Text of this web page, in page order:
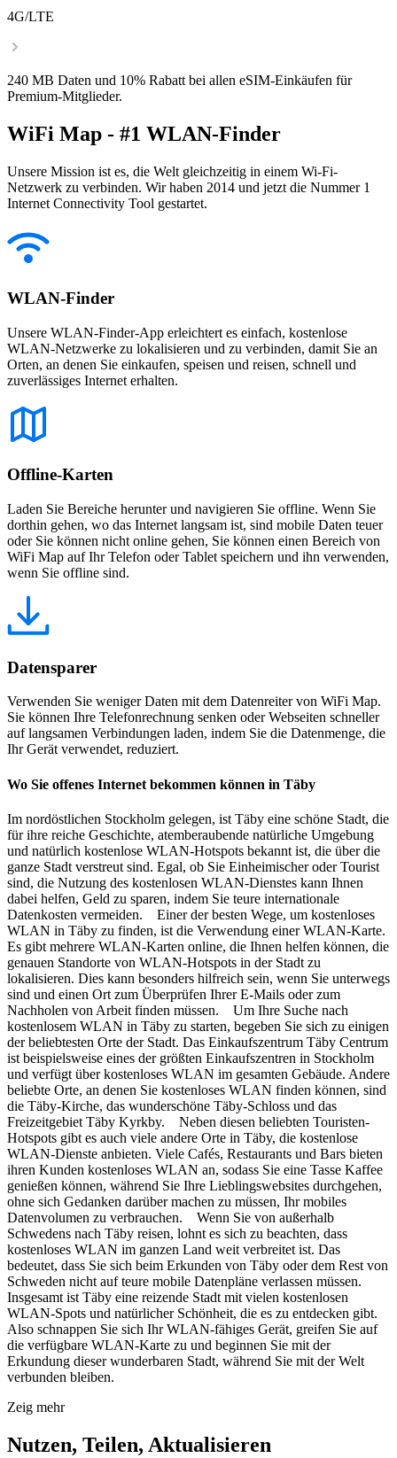
4G/LTE
240 MB Daten und 10% Rabatt bei allen eSIM-Einkäufen für
Premium-Mitglieder.
WiFi Map - #1 WLAN-Finder
Unsere Mission ist es, die Welt gleichzeitig in einem Wi-Fi-
Netzwerk zu verbinden. Wir haben 2014 und jetzt die Nummer 1
Internet Connectivity Tool gestartet.
WLAN-Finder
Unsere WLAN-Finder-App erleichtert es einfach, kostenlose
WLAN-Netzwerke zu lokalisieren und zu verbinden, damit Sie an
Orten, an denen Sie einkaufen, speisen und reisen, schnell und
zuverlässiges Internet erhalten.
Offline-Karten
Laden Sie Bereiche herunter und navigieren Sie offline. Wenn Sie
dorthin gehen, wo das Internet langsam ist, sind mobile Daten teuer
oder Sie können nicht online gehen, Sie können einen Bereich von
WiFi Map auf Ihr Telefon oder Tablet speichern und ihn verwenden,
wenn Sie offline sind.
Datensparer
Verwenden Sie weniger Daten mit dem Datenreiter von WiFi Map.
Sie können Ihre Telefonrechnung senken oder Webseiten schneller
auf langsamen Verbindungen laden, indem Sie die Datenmenge, die
Ihr Gerät verwendet, reduziert.
Wo Sie offenes Internet bekommen können in Täby
Im nordöstlichen Stockholm gelegen, ist Täby eine schöne Stadt, die
für ihre reiche Geschichte, atemberaubende natürliche Umgebung
und natürlich kostenlose WLAN-Hotspots bekannt ist, die über die
ganze Stadt verstreut sind. Egal, ob Sie Einheimischer oder Tourist
sind, die Nutzung des kostenlosen WLAN-Dienstes kann Ihnen
dabei helfen, Geld zu sparen, indem Sie teure internationale
Datenkosten vermeiden. Einer der besten Wege, um kostenloses
WLAN in Täby zu finden, ist die Verwendung einer WLAN-Karte.
Es gibt mehrere WLAN-Karten online, die Ihnen helfen können, die
genauen Standorte von WLAN-Hotspots in der Stadt zu
lokalisieren. Dies kann besonders hilfreich sein, wenn Sie unterwegs
sind und einen Ort zum Überprüfen Ihrer E-Mails oder zum
Nachholen von Arbeit finden müssen. Um Ihre Suche nach
kostenlosem WLAN in Täby zu starten, begeben Sie sich zu einigen
der beliebtesten Orte der Stadt. Das Einkaufszentrum Täby Centrum
ist beispielsweise eines der größten Einkaufszentren in Stockholm
und verfügt über kostenloses WLAN im gesamten Gebäude. Andere
beliebte Orte, an denen Sie kostenloses WLAN finden können, sind
die Täby-Kirche, das wunderschöne Täby-Schloss und das
Freizeitgebiet Täby Kyrkby. Neben diesen beliebten Touristen-
Hotspots gibt es auch viele andere Orte in Täby, die kostenlose
WLAN-Dienste anbieten. Viele Cafés, Restaurants und Bars bieten
ihren Kunden kostenloses WLAN an, sodass Sie eine Tasse Kaffee
genießen können, während Sie Ihre Lieblingswebsites durchgehen,
ohne sich Gedanken darüber machen zu müssen, Ihr mobiles
Datenvolumen zu verbrauchen. Wenn Sie von außerhalb
Schwedens nach Täby reisen, lohnt es sich zu beachten, dass
kostenloses WLAN im ganzen Land weit verbreitet ist. Das
bedeutet, dass Sie sich beim Erkunden von Täby oder dem Rest von
Schweden nicht auf teure mobile Datenpläne verlassen müssen.
Insgesamt ist Täby eine reizende Stadt mit vielen kostenlosen
WLAN-Spots und natürlicher Schönheit, die es zu entdecken gibt.
Also schnappen Sie sich Ihr WLAN-fähiges Gerät, greifen Sie auf
die verfügbare WLAN-Karte zu und beginnen Sie mit der
Erkundung dieser wunderbaren Stadt, während Sie mit der Welt
verbunden bleiben.
Zeig mehr
Nutzen, Teilen, Aktualisieren